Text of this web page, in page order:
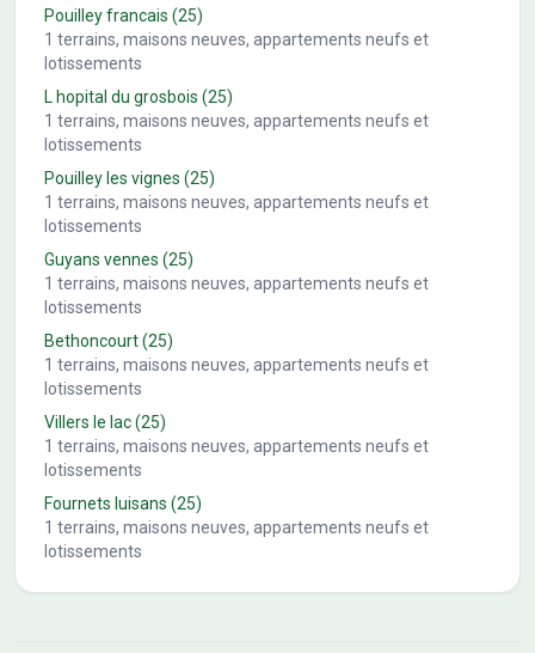
Pouilley francais (25)
1 terrains, maisons neuves, appartements neufs et
lotissements
L hopital du grosbois (25)
1 terrains, maisons neuves, appartements neufs et
lotissements
Pouilley les vignes (25)
1 terrains, maisons neuves, appartements neufs et
lotissements
Guyans vennes (25)
1 terrains, maisons neuves, appartements neufs et
lotissements
Bethoncourt(25)
1 terrains, maisons neuves, appartements neufs et
lotissements
Villers le lac(25)
1 terrains, maisons neuves, appartements neufs et
lotissements
Fournets luisans (25)
1 terrains, maisons neuves, appartements neufs et
lotissements